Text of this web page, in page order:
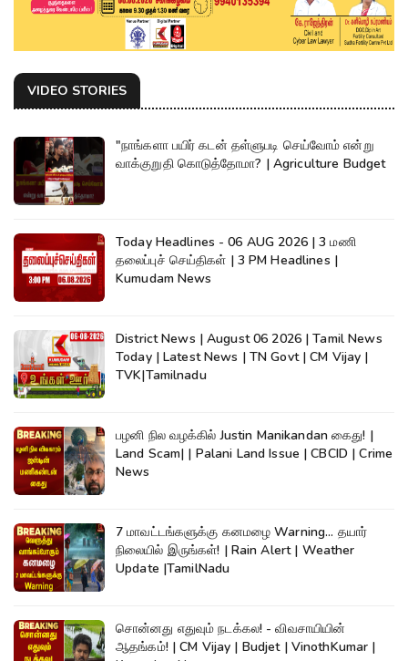
VIDEO STORIES
"நாங்களா பயிர் கடன் தள்ளுபடி செய்வோம் என்று
வாக்குறுதி கொடுத்தோமா? | Agriculture Budget
Today Headlines - 06 AUG 2026 | 3 மணி
தலைப்புச் செய்திகள் | 3 PM Headlines |
Kumudam News
District News | August 06 2026 | Tamil News
Today | Latest News | TN Govt | CM Vijay |
TVK|Tamilnadu
பழனி நில வழக்கில் Justin Manikandan கைது! |
Land Scam| | Palani Land Issue | CBCID | Crime
News
7 மாவட்டங்களுக்கு கனமழை Warning... தயார்
நிலையில் இருங்கள்! | Rain Alert | Weather
Update |TamilNadu
சொன்னது எதுவும் நடக்கல! - விவசாயியின்
ஆதங்கம்! | CM Vijay | Budjet | VinothKumar |